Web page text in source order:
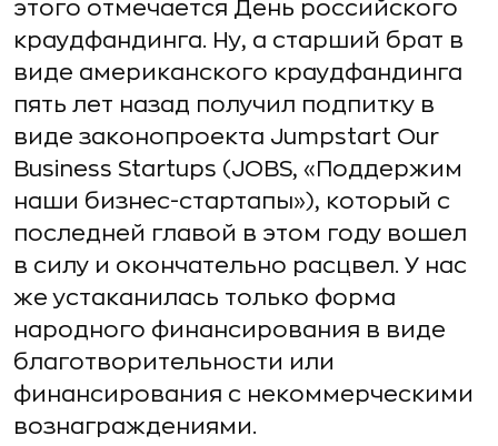
этого отмечается День российского
краудфандинга. Ну, а старший брат в
виде американского краудфандинга
пять лет назад получил подпитку в
виде законопроекта Jumpstart Our
Business Startups (JOBS, «Поддержим
наши бизнес-стартапы»), который с
последней главой в этом году вошел
в силу и окончательно расцвел. У нас
же устаканилась только форма
народного финансирования в виде
благотворительности или
финансирования с некоммерческими
вознаграждениями.